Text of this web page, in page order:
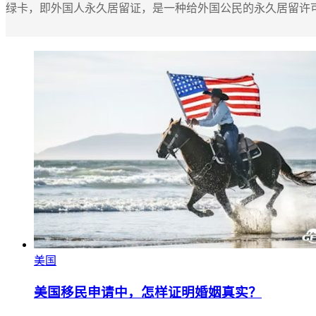
绿卡，即外国人永久居留证，是一种给外国公民的永久居留许
美国
美国移民申请中，怎样证明婚姻真实？